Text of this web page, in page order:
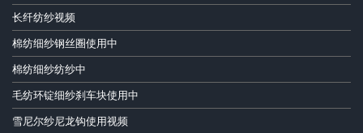
长纤纺纱视频
棉纺细纱钢丝圈使用中
棉纺细纱纺纱中
毛纺环锭细纱刹车块使用中
雪尼尔纱尼龙钩使用视频